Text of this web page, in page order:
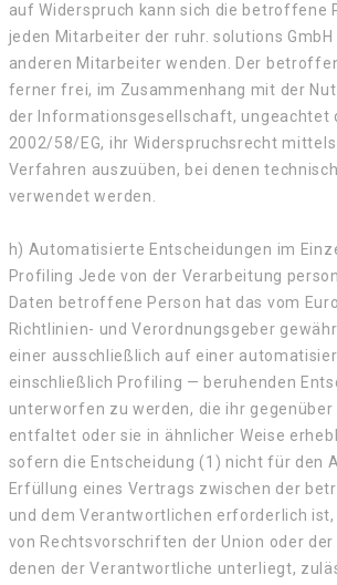
auf Widerspruch kann sich die betroffene
jeden Mitarbeiter der ruhr. solutions GmbH
anderen Mitarbeiter wenden. Der
ferner frei, im Zusammenhang mit der
der Informationsgesellschaft, ungeachtet
2002/58/EG, ihr Widerspruchsrecht
Verfahren auszuüben, bei denen
verwendet werden.
h) Automatisierte Entscheidungen im
Profiling Jede von der Verarbeitung
Daten betroffene Person hat das vom
Richtlinien- und Verordnungsgeber
einer ausschließlich auf einer
einschließlich Profiling — beruhenden
unterworfen zu werden, die ihr gegenüber
entfaltet oder sie in ähnlicher Weise
sofern die Entscheidung (1) nicht für den
Erfüllung eines Vertrags zwischen der
und dem Verantwortlichen erforderlich
von Rechtsvorschriften der Union oder
denen der Verantwortliche unterliegt,